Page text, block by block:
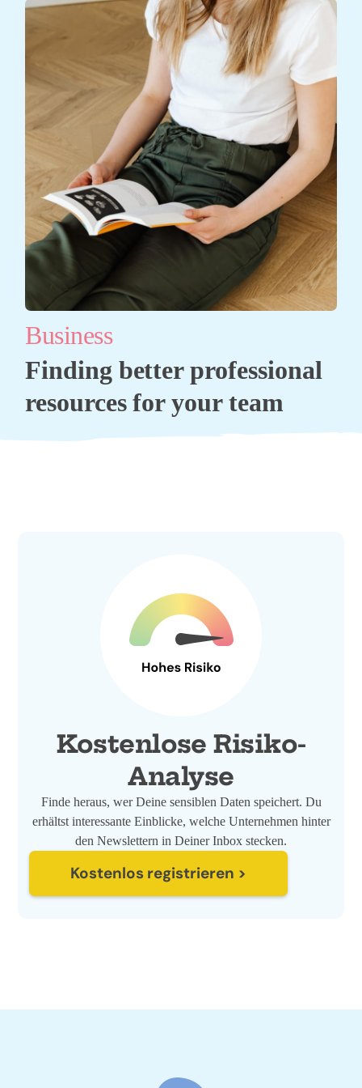
Business
Finding better professional
resources for your team
Kostenlose Risiko-
Analyse
Finde heraus, wer Deine sensiblen Daten speichert. Du
erhältst interessante Einblicke, welche Unternehmen hinter
den Newslettern in Deiner Inbox stecken.
Kostenlos registrieren >